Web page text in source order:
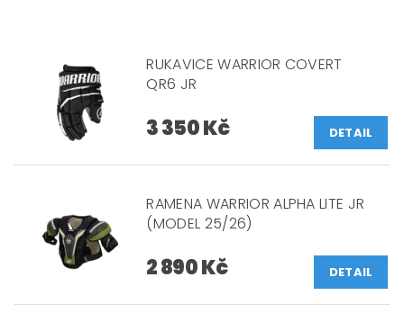
RUKAVICE WARRIOR COVERT
QR6 JR
3 350 Kč DETAIL
RAMENA WARRIOR ALPHA LITE JR
(MODEL 25/26)
2 890 Kč DETAIL